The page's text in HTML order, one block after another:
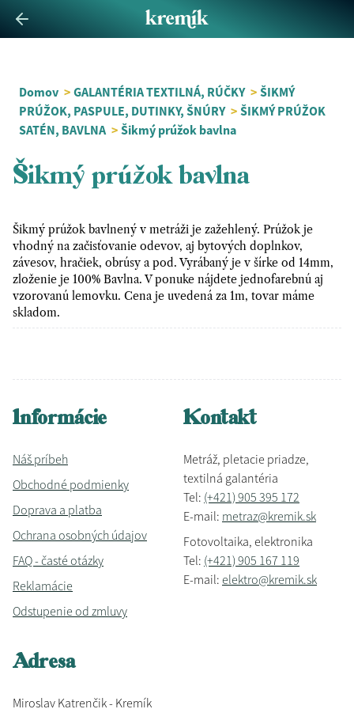
Domov > GALANTÉRIA TEXTILNÁ, RÚČKY > ŠIKMÝ
PRÚŽOK, PASPULE, DUTINKY, ŠNÚRY > ŠIKMÝ PRÚŽOK
SATÉN, BAVLNA > Šikmý prúžok bavlna
Šikmý prúžok bavlna
Šikmý prúžok bavlnený v metráži je zažehlený. Prúžok je
vhodný na začisťovanie odevov, aj bytových doplnkov,
závesov, hračiek, obrúsy a pod. Vyrábaný je v šírke od 14mm,
zloženie je 100% Bavlna. V ponuke nájdete jednofarebnú aj
vzorovanú lemovku. Cena je uvedená za 1m, tovar máme
skladom.
Informácie
Náš príbeh
Obchodné podmienky
Doprava a platba
Ochrana osobných údajov
FAQ - časté otázky
Reklamácie
Odstupenie od zmluvy
Kontakt
Metráž, pletacie priadze,
textilná galantéria
Tel: (+421) 905 395 172
E-mail: metraz@kremik.sk
Fotovoltaika, elektronika
Tel: (+421) 905 167 119
E-mail: elektro@kremik.sk
Adresa
Miroslav Katrenčik - Kremík